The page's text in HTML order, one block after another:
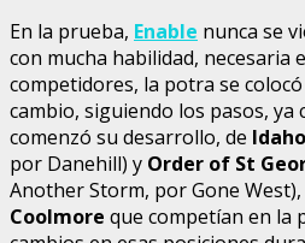
En la prueba, Enable nunca se
con mucha habilidad, necesaria
competidores, la potra se
cambio, siguiendo los pasos, ya
comenzó su desarrollo, de Idaho
por Danehill) y Order of St
Another Storm, por Gone West),
Coolmore que competían en la